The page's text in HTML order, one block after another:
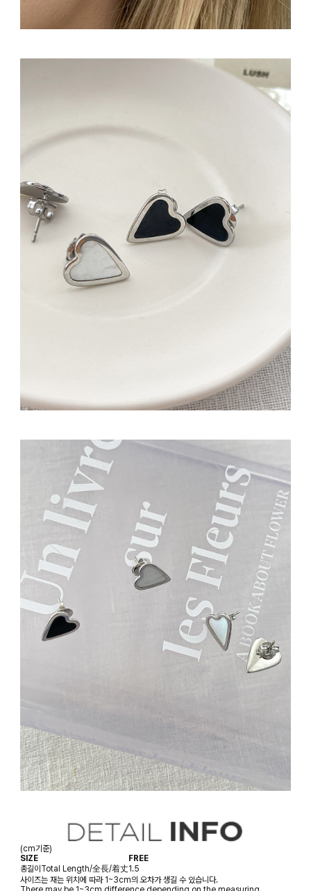
(cm기준)
SIZE
FREE
총길이Total Length/全長/着丈1.5
사이즈는 재는 위치에 따라 1~3cm의 오차가 생길 수 있습니다.